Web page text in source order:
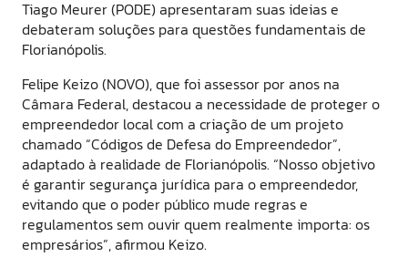
Tiago Meurer (PODE) apresentaram suas ideias e
debateram soluções para questões fundamentais de
Florianópolis.
Felipe Keizo (NOVO), que foi assessor por anos na
Câmara Federal, destacou a necessidade de proteger o
empreendedor local com a criação de um projeto
chamado “Códigos de Defesa do Empreendedor”,
adaptado à realidade de Florianópolis. “Nosso objetivo
é garantir segurança jurídica para o empreendedor,
evitando que o poder público mude regras e
regulamentos sem ouvir quem realmente importa: os
empresários”, afirmou Keizo.